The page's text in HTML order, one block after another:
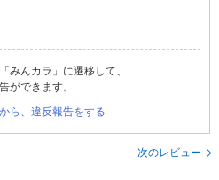
みんカラ」に遷移して、
ができます。
ら、違反報告をする
次のレビュー